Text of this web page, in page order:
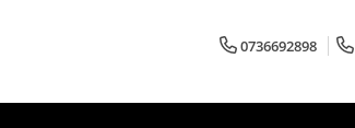
0736692898